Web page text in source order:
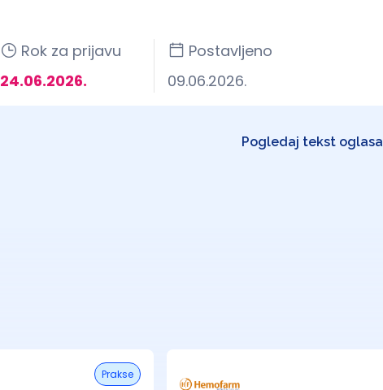
Rok za prijavu
24.06.2026.
Postavljeno
09.06.2026.
Pogledaj tekst oglasa
Prakse